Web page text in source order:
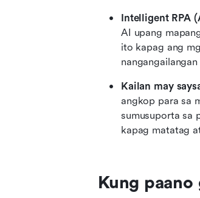
Intelligent RPA
AI upang
ito kapag ang
Kailan may
angkop para sa
sumusuporta sa
kapag matatag
Kung